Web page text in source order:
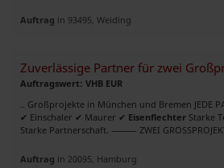
Auftrag in 93495, Weiding
Auftragswert: VHB EUR
.. Großprojekte in München und Bremen JEDE
✔ Einschaler ✔ Maurer ✔ Eisenflechter Starke
Starke Partnerschaft. ⸻ ZWEI
Auftrag in 20095, Hamburg